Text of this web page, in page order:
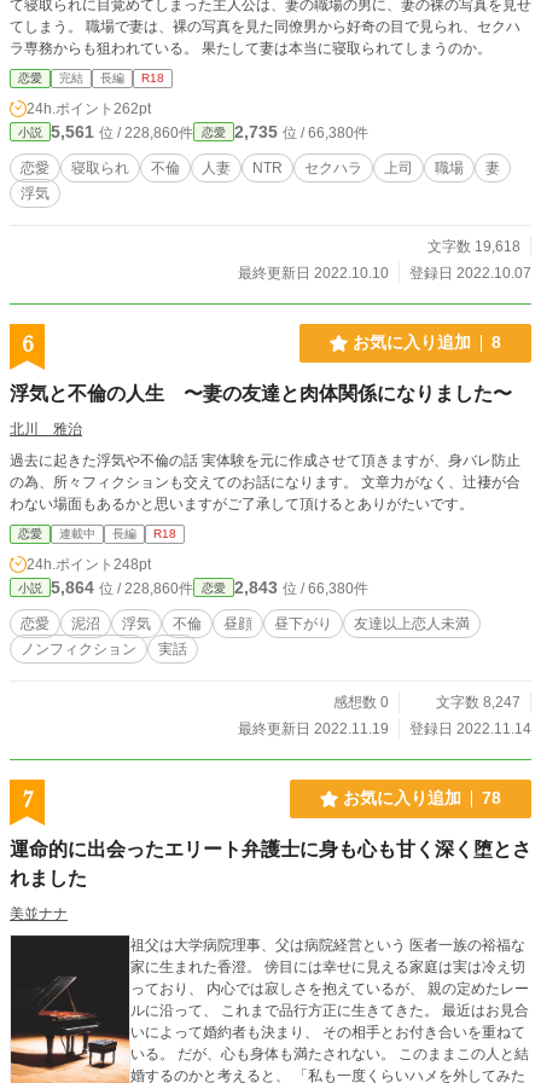
て寝取られに目覚めてしまった主人公は、妻の職場の男に、妻の裸の写真を見せ
てしまう。 職場で妻は、裸の写真を見た同僚男から好奇の目で見られ、セクハ
ラ専務からも狙われている。 果たして妻は本当に寝取られてしまうのか。
恋愛 完結 長編 R18
24h.ポイント 262pt
小説 5,561 位 / 228,860件 恋愛 2,735 位 / 66,380件
恋愛 寝取られ 不倫 人妻 NTR セクハラ 上司 職場
妻
浮気
文字数 19,618
最終更新日 2022.10.10
登録日 2022.10.07
6 お気に入り追加 8
浮気と不倫の人生 〜妻の友達と肉体関係になりました〜
北川 雅治
過去に起きた浮気や不倫の話 実体験を元に作成させて頂きますが、身バレ防止
の為、所々フィクションも交えてのお話になります。 文章力がなく、辻褄が合
わない場面もあるかと思いますがご了承して頂けるとありがたいです。
恋愛 連載中 長編 R18
24h.ポイント 248pt
小説 5,864 位 / 228,860件 恋愛 2,843 位 / 66,380件
恋愛 泥沼 浮気 不倫 昼顔 昼下がり
友達以上恋人未満
ノンフィクション
実話
感想数 0
文字数 8,247
最終更新日 2022.11.19
登録日 2022.11.14
7 お気に入り追加 78
運命的に出会ったエリート弁護士に身も心も甘く深く堕とさ
れました
美並ナナ
祖父は大学病院理事、父は病院経営という 医者一族の裕福な
家に生まれた香澄。 傍目には幸せに見える家庭は実は冷え切
っており、 内心では寂しさを抱えているが、 親の定めたレー
ルに沿って、 これまで品行方正に生きてきた。 最近はお見合
いによって婚約者も決まり、 その相手とお付き合いを重ねて
いる。 だが、心も身体も満たされない。 このままこの人と結
婚するのかと考えると、 「私も一度くらいハメを外してみた